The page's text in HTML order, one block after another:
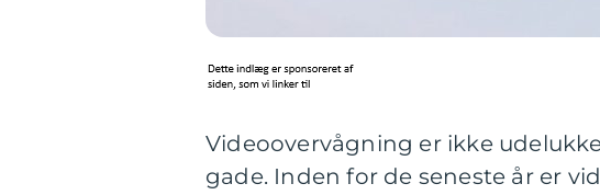
Videoovervågning er ikke
gade. Inden for de seneste år er